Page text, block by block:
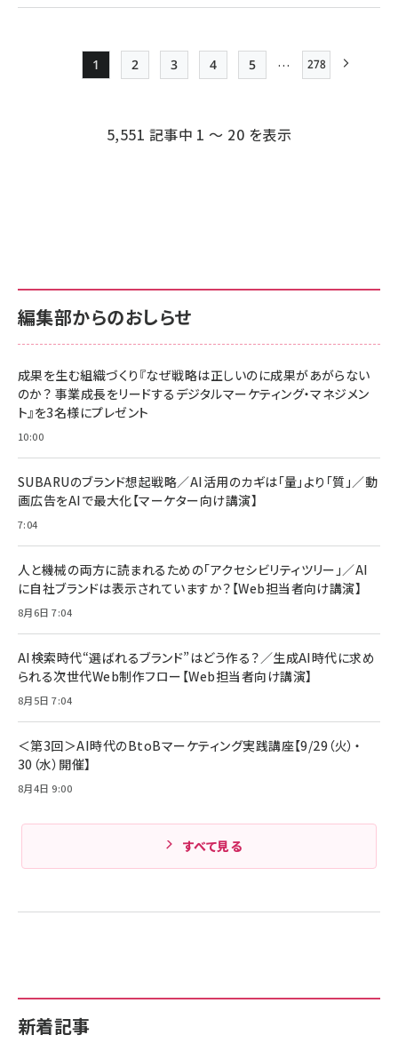
ジ
Page
1
Page
2
Page
3
Page
4
Page
5 … 278
5,551 記事中 1 ～ 20 を表示
新着記事
編集部からのおしらせ
成果を生む組織づくり『なぜ戦略は正しいのに成果があがらない
のか？ 事業成長をリードするデジタルマーケティング・マネジメン
ト』を3名様にプレゼント
10:00
SUBARUのブランド想起戦略／AI活用のカギは「量」より「質」／動
画広告をAIで最大化【マーケター向け講演】
7:04
人と機械の両方に読まれるための「アクセシビリティツリー」／AI
に自社ブランドは表示されていますか？【Web担当者向け講演】
8月6日 7:04
AI検索時代“選ばれるブランド”はどう作る？／生成AI時代に求め
られる次世代Web制作フロー【Web担当者向け講演】
8月5日 7:04
＜第3回＞AI時代のBtoBマーケティング実践講座【9/29（火）・
30（水）開催】
8月4日 9:00
すべて見る